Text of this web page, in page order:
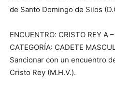
de Santo Domingo de Silos
ENCUENTRO: CRISTO REY A
CATEGORÍA: CADETE
Sancionar con un encuentro
Cristo Rey (M.H.V.).